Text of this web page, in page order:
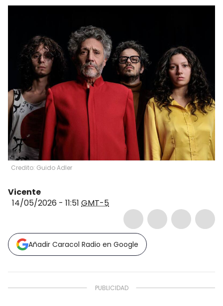
Credito: Guido Adler
Vicente
14/05/2026 - 11:51 GMT-5
Añadir Caracol Radio en Google